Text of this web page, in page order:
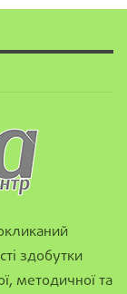
здобутки
методичної та